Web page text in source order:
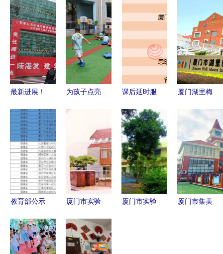
最新进展！
儿园主体结
构正式封顶
为孩子点亮
沧实验幼儿
园与厦门市
实验幼儿园
共育成长记
课后延时服
台 厦门市
228所小学
幼儿园全面
启动（附名
单）
厦门湖里梅
厦门市实验
幼儿园全方
位解析
教育部公示
厦门九校脱
颖而出
厦门市实验
建省示范性
幼儿园的教
厦门市实验
厦门市集美